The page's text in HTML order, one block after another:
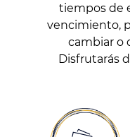
tiempos de
vencimiento,
cambiar o
Disfrutarás